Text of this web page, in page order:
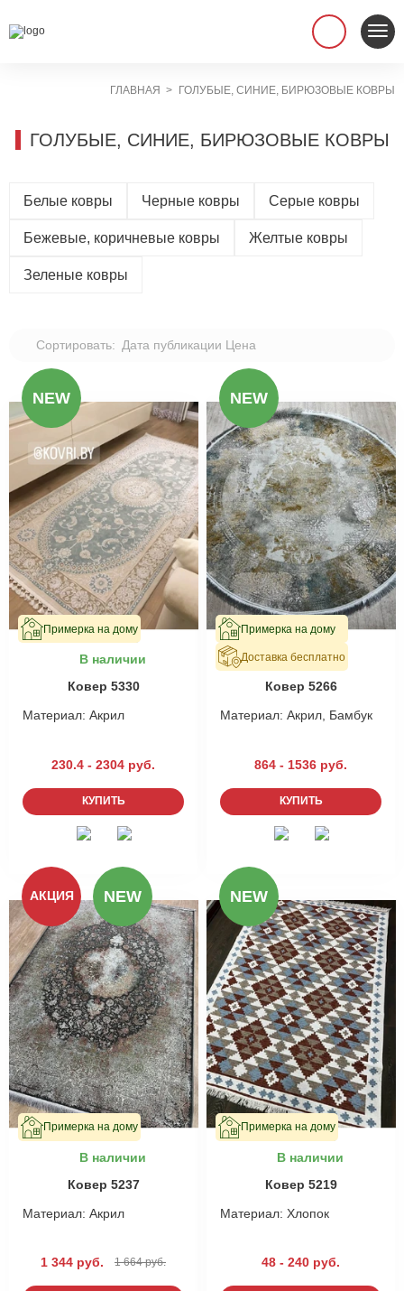
ГЛАВНАЯ ГОЛУБЫЕ, СИНИЕ, БИРЮЗОВЫЕ КОВРЫ
ГОЛУБЫЕ, СИНИЕ, БИРЮЗОВЫЕ КОВРЫ
Белые ковры Черные ковры Серые ковры
Бежевые, коричневые ковры Желтые ковры
Зеленые ковры
Сортировать: Дата публикации Цена
NEW
Примерка на дому
В наличии
Ковер 5330
Материал: Акрил
230.4 - 2304 руб.
КУПИТЬ
NEW
Примерка на дому
Доставка бесплатно
В наличии
Ковер 5266
Материал: Акрил, Бамбук
864 - 1536 руб.
КУПИТЬ
АКЦИЯ NEW
Примерка на дому
В наличии
Ковер 5237
Материал: Акрил
1 344 руб. 1 664 руб.
NEW
Примерка на дому
В наличии
Ковер 5219
Материал: Хлопок
48 - 240 руб.